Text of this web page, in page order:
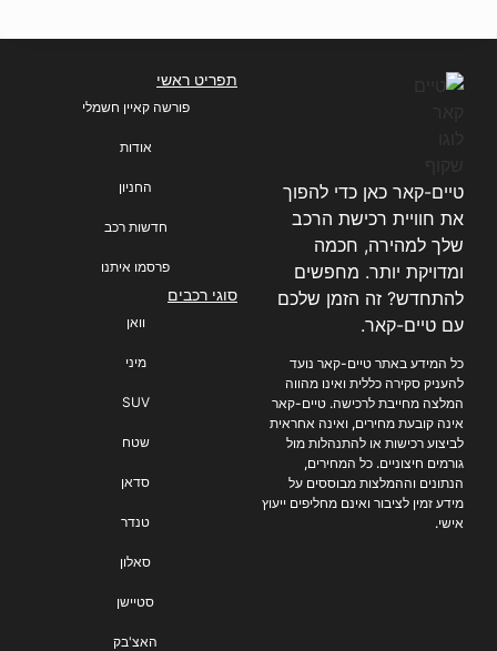
תפריט ראשי
פורשה קאיין חשמלי
אודות
החניון
חדשות רכב
פרסמו איתנו
סוגי רכבים
וואן
מיני
SUV
שטח
סדאן
טנדר
סאלון
סטיישן
האצ'בק
טיים-קאר כאן כדי להפוך
את חוויית רכישת הרכב
שלך למהירה, חכמה
ומדויקת יותר. מחפשים
להתחדש? זה הזמן שלכם
עם טיים-קאר.
כל המידע באתר טיים-קאר נועד
להעניק סקירה כללית ואינו מהווה
המלצה מחייבת לרכישה. טיים-קאר
אינה קובעת מחירים, ואינה אחראית
לביצוע רכישות או להתנהלות מול
גורמים חיצוניים. כל המחירים,
הנתונים וההמלצות מבוססים על
מידע זמין לציבור ואינם מחליפים ייעוץ
אישי.